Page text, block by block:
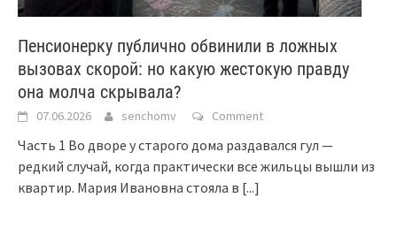
Пенсионерку публично обвинили в ложных
вызовах скорой: но какую жестокую правду
она молча скрывала?
07.06.2026 senchomv Comment
Часть 1 Во дворе у старого дома раздавался гул —
редкий случай, когда практически все жильцы вышли из
квартир. Мария Ивановна стояла в [...]